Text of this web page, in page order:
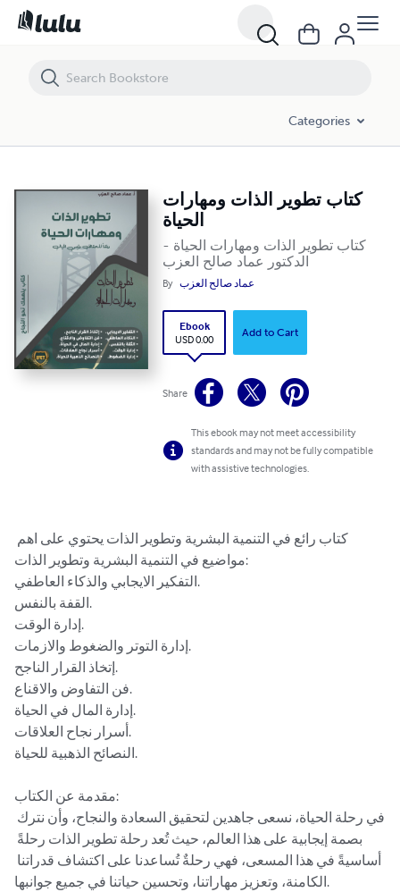
Categories
كتاب تطوير الذات ومهارات
الحياة
كتاب تطوير الذات ومهارات الحياة -
الدكتور عماد صالح العزب
By عماد صالح العزب
Ebook
USD 0.00
Add to Cart
Share
This ebook may not meet accessibility
standards and may not be fully compatible
with assistive technologies.
كتاب رائع في التنمية البشرية وتطوير الذات يحتوي على اهم
مواضيع في التنمية البشرية وتطوير الذات:
التفكير الايجابي والذكاء العاطفي.
القفة بالنفس.
إدارة الوقت.
إدارة التوتر والضغوط والازمات.
إتخاذ القرار الناجح.
فن التفاوض والاقناع.
إدارة المال في الحياة.
أسرار نجاح العلاقات.
النصائح الذهبية للحياة.
مقدمة عن الكتاب:
في رحلة الحياة، نسعى جاهدين لتحقيق السعادة والنجاح، وأن نترك
بصمة إيجابية على هذا العالم، حيث تُعد رحلة تطوير الذات رحلةً
أساسيةً في هذا المسعى، فهي رحلةٌ تُساعدنا على اكتشاف قدراتنا
الكامنة، وتعزيز مهاراتنا، وتحسين حياتنا في جميع جوانبها.
كتاب تطوير الذات ومهارات الحياة